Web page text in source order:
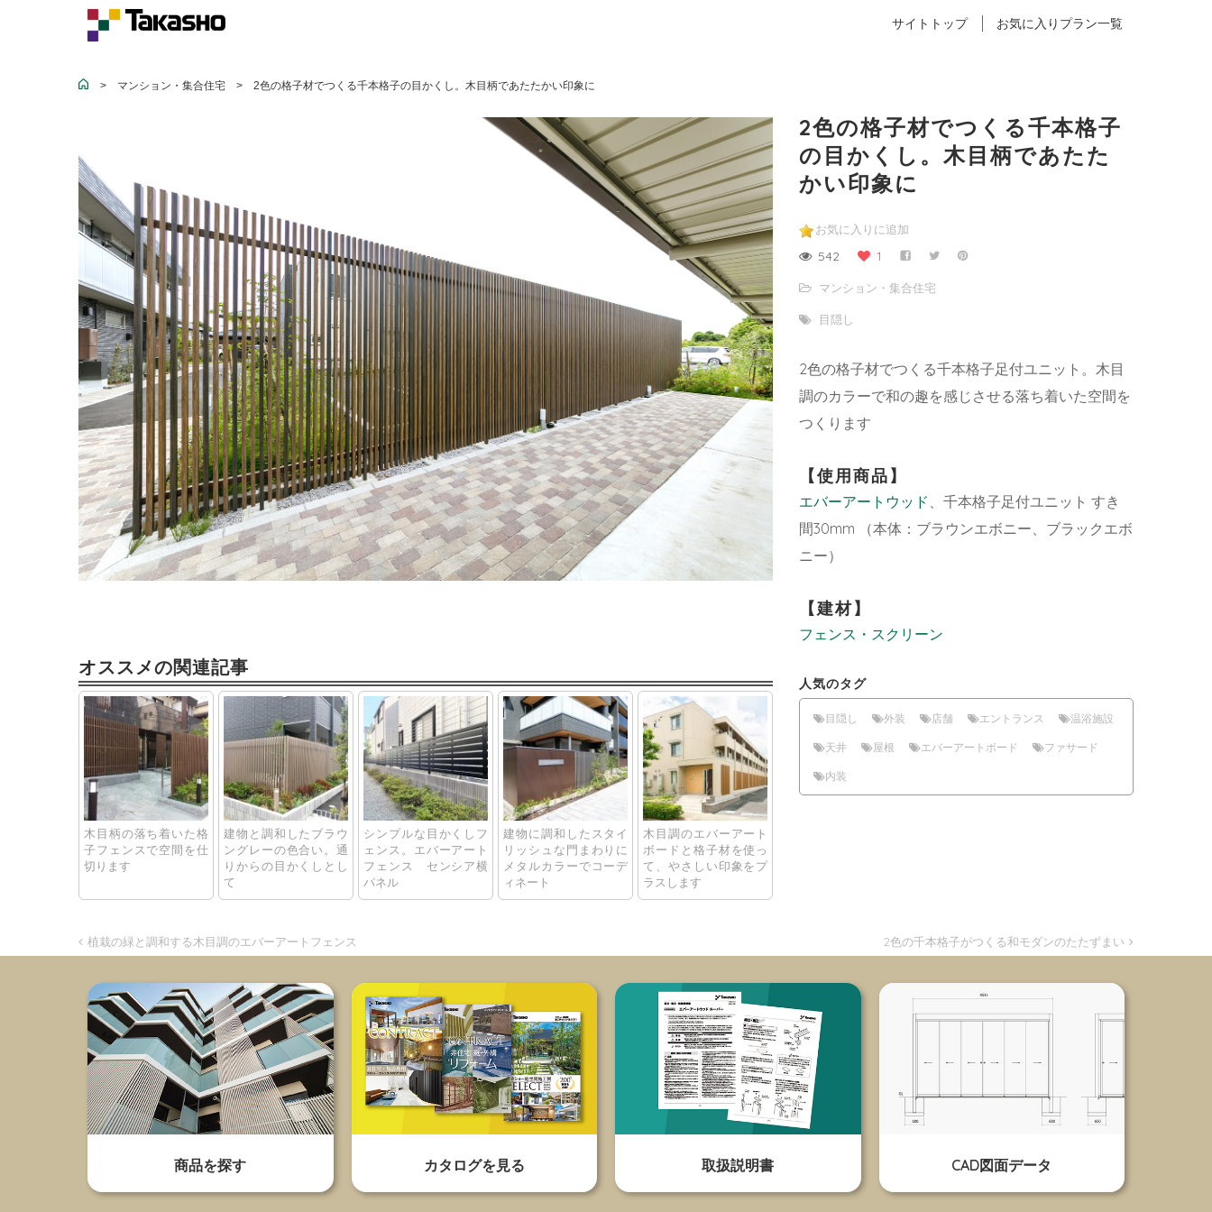
サイトトップ お気に入りプラン一覧
> マンション・集合住宅 > 2色の格子材でつくる千本格子の目かくし。木目柄であたたかい印象に
オススメの関連記事
木目柄の落ち着いた格
子フェンスで空間を仕
切ります
建物と調和したブラウ
ングレーの色合い。通
りからの目かくしとし
て
シンプルな目かくしフ
ェンス。エバーアート
フェンス センシア横
パネル
建物に調和したスタイ
リッシュな門まわりに
メタルカラーでコーデ
ィネート
木目調のエバーアート
ボードと格子材を使っ
て、やさしい印象をプ
ラスします
2色の格子材でつくる千本格子
の目かくし。木目柄であたた
かい印象に
お気に入りに追加
542 1
マンション・集合住宅
目隠し
2色の格子材でつくる千本格子足付ユニット。木目
調のカラーで和の趣を感じさせる落ち着いた空間を
つくります
【使用商品】
エバーアートウッド 、千本格子足付ユニット すき
間30mm （本体：ブラウンエボニー、ブラックエボ
ニー）
【建材】
フェンス・スクリーン
人気のタグ
目隠し 外装 店舗 エントランス 温浴施設
天井 屋根 エバーアートボード ファサード
内装
植栽の緑と調和する木目調のエバーアートフェンス 2色の千本格子がつくる和モダンのたたずまい
商品を探す カタログを見る 取扱説明書 CAD図面データ